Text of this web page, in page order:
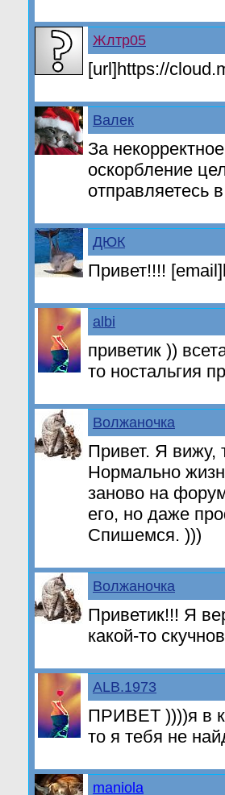
Жлтр05
[url]https://
Валек
За
оскорбление
отправляетесь
ДЮК
Привет!!!!
albi
приветик ))
то ностальгия
Волжаночка
Привет. Я вижу,
Нормально
заново на
его, но даже
Спишемся. )))
Волжаночка
Приветик!!! Я
какой-то
ALB.1973
ПРИВЕТ ))))я в
то я тебя не
maniola